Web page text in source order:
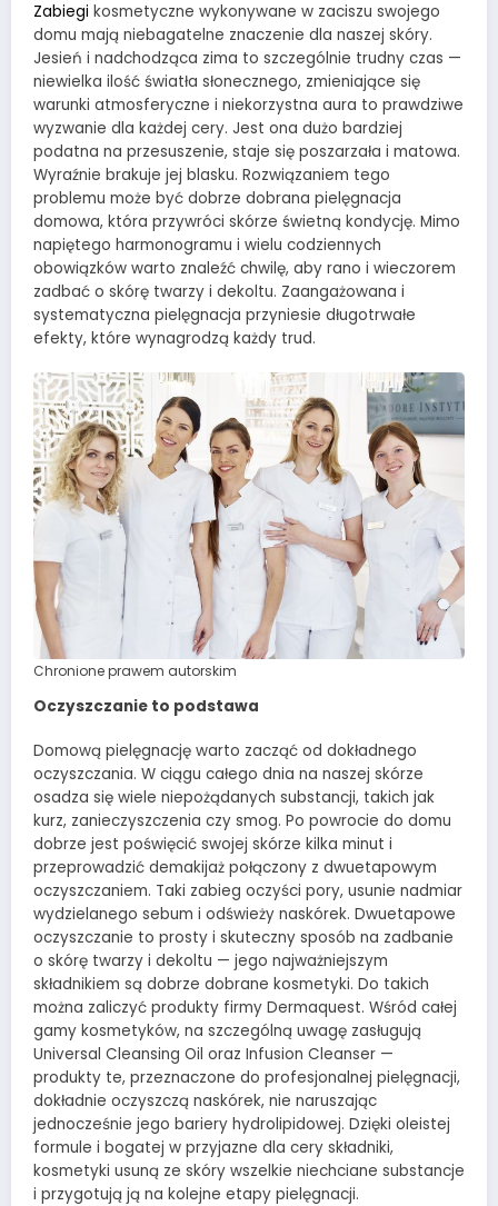
Zabiegi kosmetyczne wykonywane w zaciszu swojego
domu mają niebagatelne znaczenie dla naszej skóry.
Jesień i nadchodząca zima to szczególnie trudny czas —
niewielka ilość światła słonecznego, zmieniające się
warunki atmosferyczne i niekorzystna aura to prawdziwe
wyzwanie dla każdej cery. Jest ona dużo bardziej
podatna na przesuszenie, staje się poszarzała i matowa.
Wyraźnie brakuje jej blasku. Rozwiązaniem tego
problemu może być dobrze dobrana pielęgnacja
domowa, która przywróci skórze świetną kondycję. Mimo
napiętego harmonogramu i wielu codziennych
obowiązków warto znaleźć chwilę, aby rano i wieczorem
zadbać o skórę twarzy i dekoltu. Zaangażowana i
systematyczna pielęgnacja przyniesie długotrwałe
efekty, które wynagrodzą każdy trud.
Chronione prawem autorskim
Oczyszczanie to podstawa
Domową pielęgnację warto zacząć od dokładnego
oczyszczania. W ciągu całego dnia na naszej skórze
osadza się wiele niepożądanych substancji, takich jak
kurz, zanieczyszczenia czy smog. Po powrocie do domu
dobrze jest poświęcić swojej skórze kilka minut i
przeprowadzić demakijaż połączony z dwuetapowym
oczyszczaniem. Taki zabieg oczyści pory, usunie nadmiar
wydzielanego sebum i odświeży naskórek. Dwuetapowe
oczyszczanie to prosty i skuteczny sposób na zadbanie
o skórę twarzy i dekoltu — jego najważniejszym
składnikiem są dobrze dobrane kosmetyki. Do takich
można zaliczyć produkty firmy Dermaquest. Wśród całej
gamy kosmetyków, na szczególną uwagę zasługują
Universal Cleansing Oil oraz Infusion Cleanser —
produkty te, przeznaczone do profesjonalnej pielęgnacji,
dokładnie oczyszczą naskórek, nie naruszając
jednocześnie jego bariery hydrolipidowej. Dzięki oleistej
formule i bogatej w przyjazne dla cery składniki,
kosmetyki usuną ze skóry wszelkie niechciane substancje
i przygotują ją na kolejne etapy pielęgnacji.